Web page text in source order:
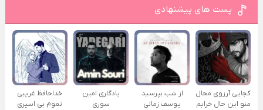
پست های پیشنهادی
کجایی آرزوی محال
منو این حال خرابم
از شب بپرسید
یوسف زمانی
یادگاری امین
سوری
خداحافظ غریبی
تموم بی اسیری